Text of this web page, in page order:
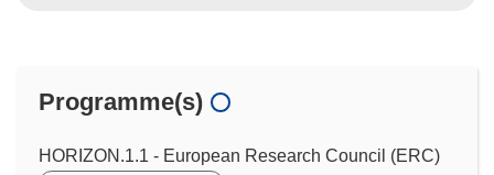
Programme(s)
HORIZON.1.1 - European Research Council (ERC)